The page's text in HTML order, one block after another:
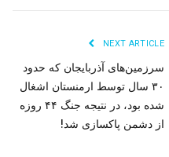
NEXT ARTICLE
سرزمین‌های آذربایجان که حدود
۳۰ سال توسط ارمنستان اشغال
شده بود، در نتیجه جنگ ۴۴ روزه
از دشمن پاکسازی شد!